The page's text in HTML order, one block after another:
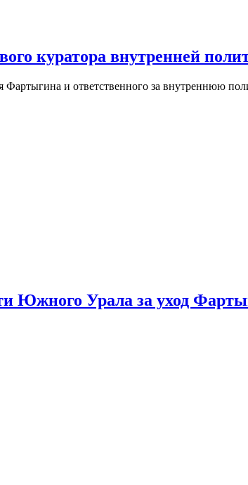
куратора внутренней
и ответственного за внутреннюю
Южного Урала за уход